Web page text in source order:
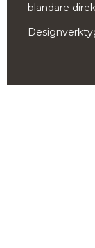
blandare